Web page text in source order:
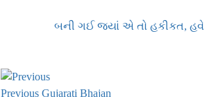
બની ગઈ જ્યાં એ તો હકીકત, હવે
Previous Gujarati Bhajan